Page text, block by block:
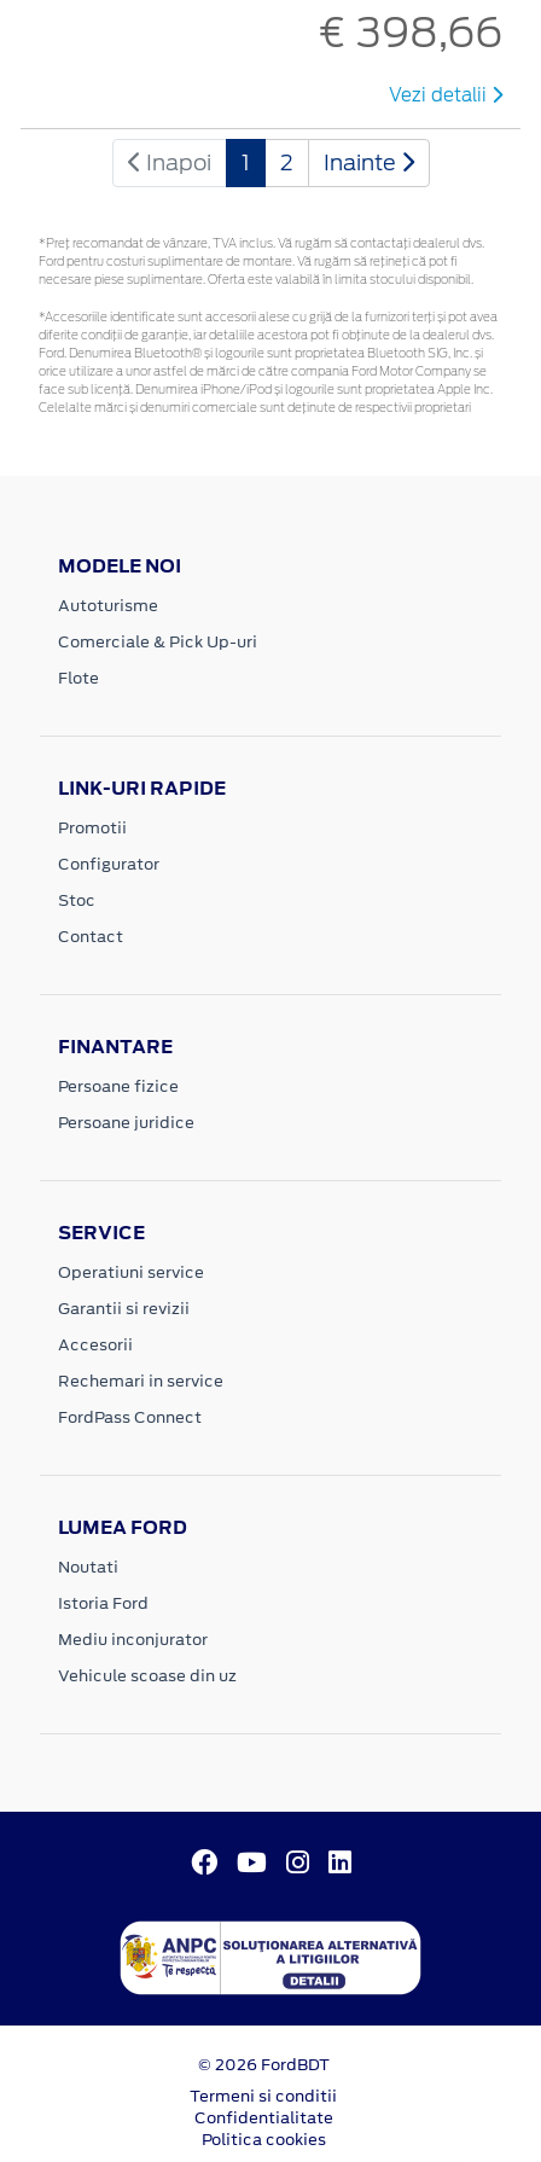
€ 398,66
Vezi detalii
Inapoi 1 2 Inainte
*Preţ recomandat de vânzare, TVA inclus. Vă rugăm să contactaţi dealerul dvs.
Ford pentru costuri suplimentare de montare. Vă rugăm să rețineți că pot fi
necesare piese suplimentare. Oferta este valabilă în limita stocului disponibil.
*Accesoriile identificate sunt accesorii alese cu grijă de la furnizori terți și pot avea
diferite condiții de garanție, iar detaliile acestora pot fi obținute de la dealerul dvs.
Ford. Denumirea Bluetooth® și logourile sunt proprietatea Bluetooth SIG, Inc. și
orice utilizare a unor astfel de mărci de către compania Ford Motor Company se
face sub licență. Denumirea iPhone/iPod și logourile sunt proprietatea Apple Inc.
Celelalte mărci și denumiri comerciale sunt deținute de respectivii proprietari
MODELE NOI
Autoturisme
Comerciale & Pick Up-uri
Flote
LINK-URI RAPIDE
Promotii
Configurator
Stoc
Contact
FINANTARE
Persoane fizice
Persoane juridice
SERVICE
Operatiuni service
Garantii si revizii
Accesorii
Rechemari in service
FordPass Connect
LUMEA FORD
Noutati
Istoria Ford
Mediu inconjurator
Vehicule scoase din uz
© 2026 FordBDT
Termeni si conditii
Confidentialitate
Politica cookies